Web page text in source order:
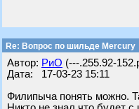
Re: Вопрос по шильде Mercury
Автор: РиО (---.255.92-
Дата: 17-03-23 15:11
Филипыча понять можно.